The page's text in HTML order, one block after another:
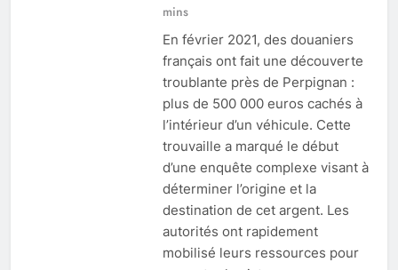
mins
En février 2021, des douaniers
français ont fait une découverte
troublante près de Perpignan :
plus de 500 000 euros cachés à
l’intérieur d’un véhicule. Cette
trouvaille a marqué le début
d’une enquête complexe visant à
déterminer l’origine et la
destination de cet argent. Les
autorités ont rapidement
mobilisé leurs ressources pour